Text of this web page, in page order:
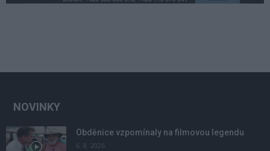
NOVINKY
Obděnice vzpomínaly na filmovou legendu
6. 8. 2026